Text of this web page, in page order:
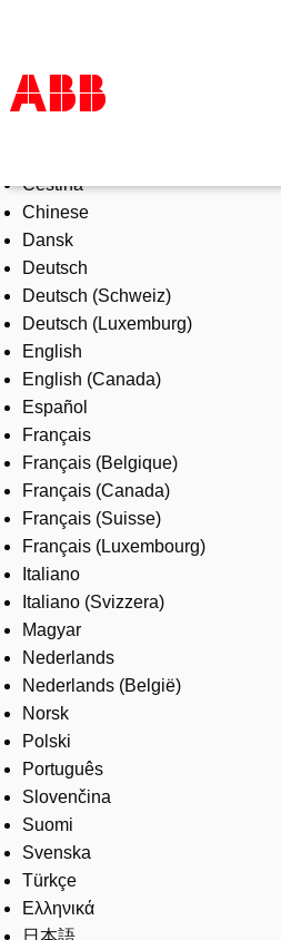
Products & Solutions
Industries
Services
About us
Where to buy
Contact us
Careers
Čeština
Chinese
Dansk
Deutsch
Deutsch (Schweiz)
Deutsch (Luxemburg)
English
English (Canada)
Español
Français
Français (Belgique)
Français (Canada)
Français (Suisse)
Français (Luxembourg)
Italiano
Italiano (Svizzera)
Magyar
Nederlands
Nederlands (België)
Norsk
Polski
Português
Slovenčina
Suomi
Svenska
Türkçe
Ελληνικά
日本語